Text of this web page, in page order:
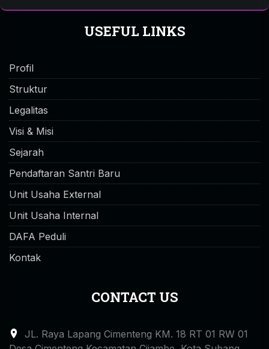
USEFUL LINKS
Profil
Struktur
Legalitas
Visi & Misi
Sejarah
Pendaftaran Santri Baru
Unit Usaha External
Unit Usaha Internal
DAFA Peduli
Kontak
CONTACT US
JL. Raya Lapang Cimenteng KM. 18 RT 01 RW 01